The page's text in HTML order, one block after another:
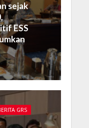
sejak
ESS
GRS